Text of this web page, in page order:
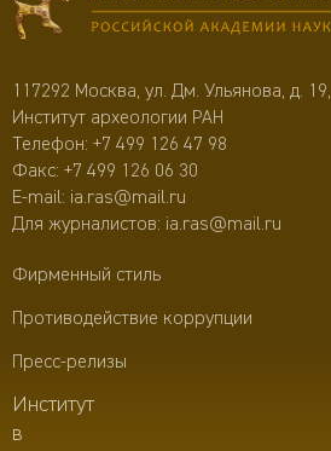
117292 Москва, ул. Дм. Ульянова, д. 19,
Институт археологии РАН
Телефон: +7 499 126 47 98
Факс: +7 499 126 06 30
E-mail: ia.ras@mail.ru
Для журналистов: ia.ras@mail.ru
Фирменный стиль
Противодействие коррупции
Пресс-релизы
Институт
в